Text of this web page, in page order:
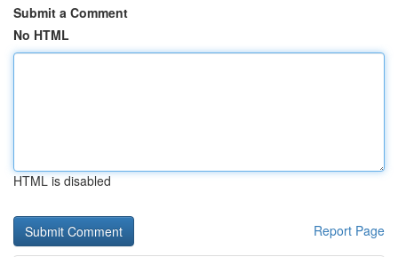
Submit a Comment
No HTML
HTML is disabled
Report Page